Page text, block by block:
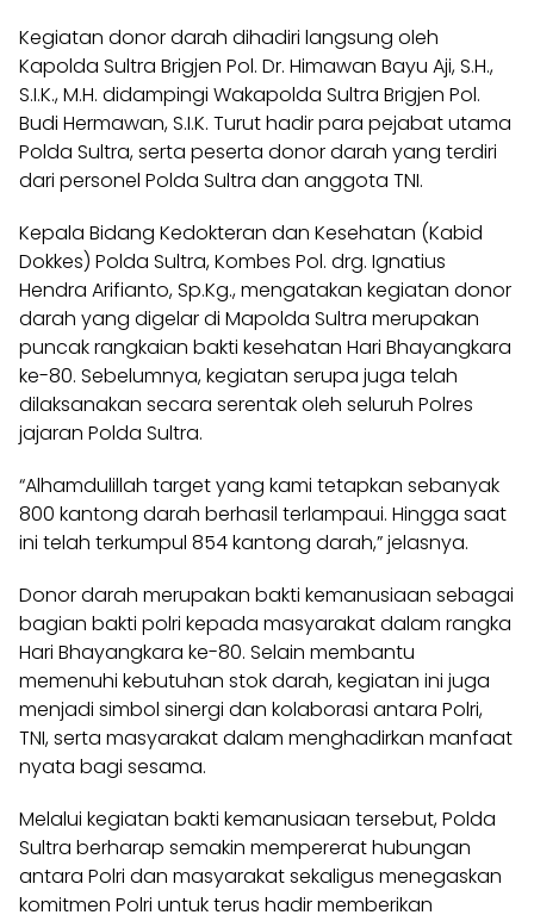
Kegiatan donor darah dihadiri langsung oleh
Kapolda Sultra Brigjen Pol. Dr. Himawan Bayu Aji, S.H.,
S.I.K., M.H. didampingi Wakapolda Sultra Brigjen Pol.
Budi Hermawan, S.I.K. Turut hadir para pejabat utama
Polda Sultra, serta peserta donor darah yang terdiri
dari personel Polda Sultra dan anggota TNI.
Kepala Bidang Kedokteran dan Kesehatan (Kabid
Dokkes) Polda Sultra, Kombes Pol. drg. Ignatius
Hendra Arifianto, Sp.Kg., mengatakan kegiatan donor
darah yang digelar di Mapolda Sultra merupakan
puncak rangkaian bakti kesehatan Hari Bhayangkara
ke-80. Sebelumnya, kegiatan serupa juga telah
dilaksanakan secara serentak oleh seluruh Polres
jajaran Polda Sultra.
“Alhamdulillah target yang kami tetapkan sebanyak
800 kantong darah berhasil terlampaui. Hingga saat
ini telah terkumpul 854 kantong darah,” jelasnya.
Donor darah merupakan bakti kemanusiaan sebagai
bagian bakti polri kepada masyarakat dalam rangka
Hari Bhayangkara ke-80. Selain membantu
memenuhi kebutuhan stok darah, kegiatan ini juga
menjadi simbol sinergi dan kolaborasi antara Polri,
TNI, serta masyarakat dalam menghadirkan manfaat
nyata bagi sesama.
Melalui kegiatan bakti kemanusiaan tersebut, Polda
Sultra berharap semakin mempererat hubungan
antara Polri dan masyarakat sekaligus menegaskan
komitmen Polri untuk terus hadir memberikan